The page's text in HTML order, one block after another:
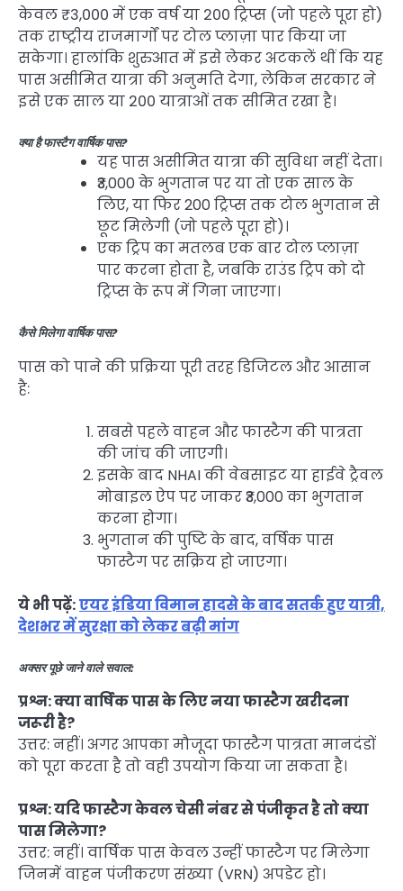
केवल ₹3,000 में एक वर्ष या 200 ट्रिप्स (जो पहले पूरा हो)
तक राष्ट्रीय राजमार्गों पर टोल प्लाज़ा पार किया जा
सकेगा। हालांकि शुरुआत में इसे लेकर अटकलें थीं कि यह
पास असीमित यात्रा की अनुमति देगा, लेकिन सरकार ने
इसे एक साल या 200 यात्राओं तक सीमित रखा है।
क्या है फास्टैग वार्षिक पास?
यह पास असीमित यात्रा की सुविधा नहीं देता।
₹3,000 के भुगतान पर या तो एक साल के
लिए, या फिर 200 ट्रिप्स तक टोल भुगतान से
छूट मिलेगी (जो पहले पूरा हो)।
एक ट्रिप का मतलब एक बार टोल प्लाज़ा
पार करना होता है, जबकि राउंड ट्रिप को दो
ट्रिप्स के रूप में गिना जाएगा।
कैसे मिलेगा वार्षिक पास?
पास को पाने की प्रक्रिया पूरी तरह डिजिटल और आसान
है:
सबसे पहले वाहन और फास्टैग की पात्रता
की जांच की जाएगी।
इसके बाद NHAI की वेबसाइट या हाईवे ट्रैवल
मोबाइल ऐप पर जाकर ₹3,000 का भुगतान
करना होगा।
भुगतान की पुष्टि के बाद, वर्षिक पास
फास्टैग पर सक्रिय हो जाएगा।
ये भी पढ़ें:एयर इंडिया विमान हादसे के बाद सतर्क हुए यात्री,
देशभर में सुरक्षा को लेकर बढ़ी मांग
अक्सर पूछे जाने वाले सवाल:
प्रश्न: क्या वार्षिक पास के लिए नया फास्टैग खरीदना
जरूरी है?
उत्तर: नहीं। अगर आपका मौजूदा फास्टैग पात्रता मानदंडों
को पूरा करता है तो वही उपयोग किया जा सकता है।
प्रश्न: यदि फास्टैग केवल चेसी नंबर से पंजीकृत है तो क्या
पास मिलेगा?
उत्तर: नहीं। वार्षिक पास केवल उन्हीं फास्टैग पर मिलेगा
जिनमें वाहन पंजीकरण संख्या (VRN) अपडेट हो।